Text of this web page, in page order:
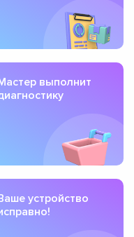
выполнит
устройство